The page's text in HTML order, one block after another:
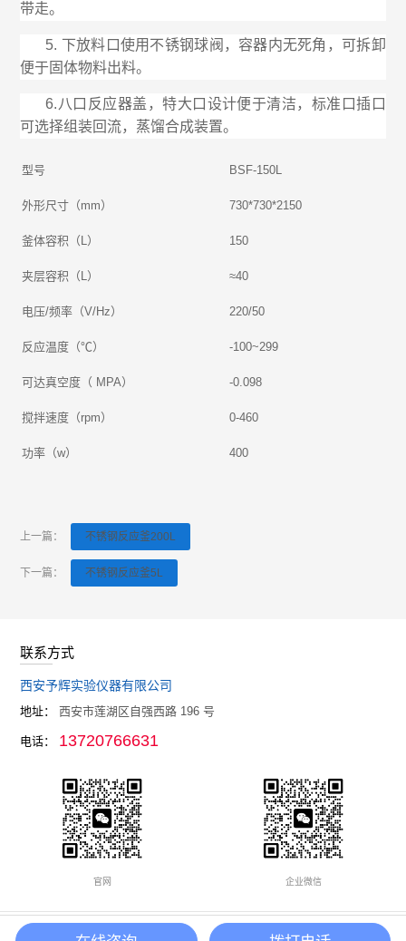
带走。
5. 下放料口使用不锈钢球阀，容器内无死角，可拆卸
便于固体物料出料。
6.八口反应器盖，特大口设计便于清洁，标准口插口
可选择组装回流，蒸馏合成装置。
型号 BSF-150L
外形尺寸（mm） 730*730*2150
釜体容积（L） 150
夹层容积（L） ≈40
电压/频率（V/Hz） 220/50
反应温度（℃） -100~299
可达真空度（ MPA） -0.098
搅拌速度（rpm） 0-460
功率（w） 400
上一篇： 不锈钢反应釜200L
下一篇： 不锈钢反应釜5L
联系方式
西安予辉实验仪器有限公司
地址： 西安市莲湖区自强西路 196 号
电话： 13720766631
官网 企业微信
Copyright © 2021-2026 西安予辉实验仪器有限公司 All rights reserved.